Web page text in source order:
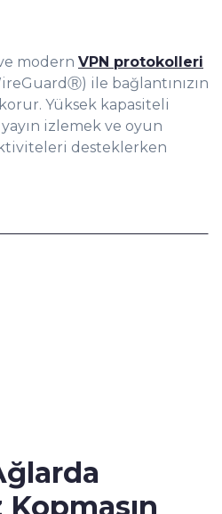
modern VPN protokolleri
ile bağlantınızın
Yüksek kapasiteli
yayın izlemek ve oyun
desteklerken
Kopmasın